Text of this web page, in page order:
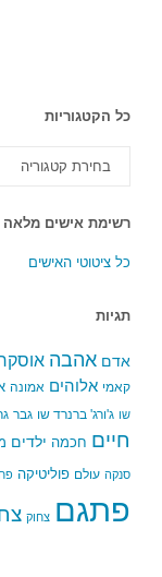
כל הקטגוריות
הקטגוריות
רשימת אישים מלאה
כל ציטוטי האישים
תגיות
אדם אהבה אוסקר
קאמי אלוהים אמונה
שו ג'ורג' ברנרד שו גבר
חיים חכמה ילדים
סנקה עולם פוליטיקה
פתגם צחוק